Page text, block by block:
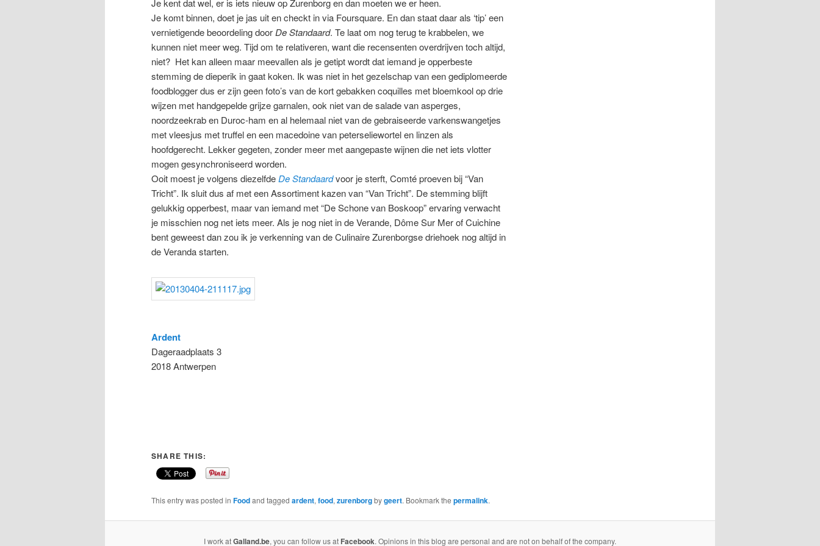
Je kent dat wel, er is iets nieuw op Zurenborg en dan moeten we er heen.
Je komt binnen, doet je jas uit en checkt in via Foursquare. En dan staat daar als ‘tip’ een
vernietigende beoordeling door De Standaard. Te laat om nog terug te krabbelen, we
kunnen niet meer weg. Tijd om te relativeren, want die recensenten overdrijven toch altijd,
niet? Het kan alleen maar meevallen als je getipt wordt dat iemand je opperbeste
stemming de dieperik in gaat koken. Ik was niet in het gezelschap van een gediplomeerde
foodblogger dus er zijn geen foto’s van de kort gebakken coquilles met bloemkool op drie
wijzen met handgepelde grijze garnalen, ook niet van de salade van asperges,
noordzeekrab en Duroc-ham en al helemaal niet van de gebraiseerde varkenswangetjes
met vleesjus met truffel en een macedoine van peterseliewortel en linzen als
hoofdgerecht. Lekker gegeten, zonder meer met aangepaste wijnen die net iets vlotter
mogen gesynchroniseerd worden.
Ooit moest je volgens diezelfdeDe Standaardvoor je sterft, Comté proeven bij “Van
Tricht”. Ik sluit dus af met een Assortiment kazen van “Van Tricht”. De stemming blijft
gelukkig opperbest, maar van iemand met “De Schone van Boskoop” ervaring verwacht
je misschien nog net iets meer. Als je nog niet in de Verande, Dôme Sur Mer of Cuichine
bent geweest dan zou ik je verkenning van de Culinaire Zurenborgse driehoek nog altijd in
de Veranda starten.
Ardent
Dageraadplaats 3
2018 Antwerpen
SHARE THIS:
This entry was posted in Foodand tagged ardent, food, zurenborgbygeert. Bookmark the permalink.
I work atGalland.be, you can follow us at Facebook. Opinions in this blog are personal and are not on behalf of the company.